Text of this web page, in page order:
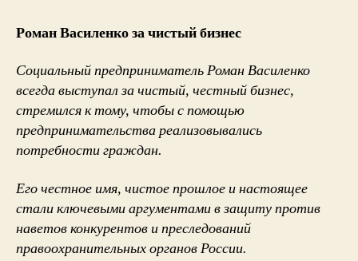
Роман Василенко за чистый бизнес
Социальный предприниматель Роман Василенко
всегда выступал за чистый, честный бизнес,
стремился к тому, чтобы с помощью
предпринимательства реализовывались
потребности граждан.
Его честное имя, чистое прошлое и настоящее
стали ключевыми аргументами в защиту против
наветов конкурентов и преследований
правоохранительных органов России.